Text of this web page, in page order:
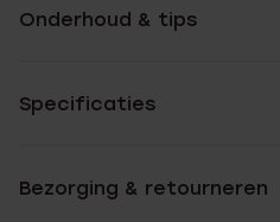
Onderhoud & tips
Specificaties
Bezorging & retourneren